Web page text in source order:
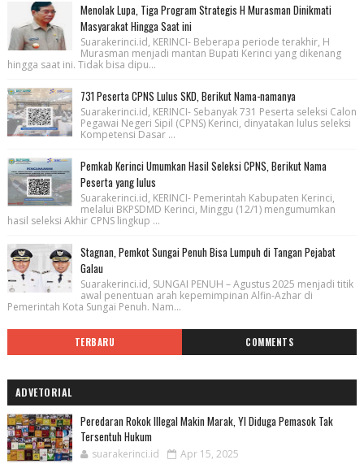
Menolak Lupa, Tiga Program Strategis H Murasman Dinikmati
Masyarakat Hingga Saat ini
Suarakerinci.id, KERINCI- Beberapa periode terakhir, H
Murasman menjadi mantan Bupati Kerinci yang dikenang
hingga saat ini. Tidak bisa dipu...
731 Peserta CPNS Lulus SKD, Berikut Nama-namanya
Suarakerinci.id, KERINCI- Sebanyak 731 Peserta seleksi Calon
Pegawai Negeri Sipil (CPNS) Kerinci, dinyatakan lulus seleksi
Kompetensi Dasar ...
Pemkab Kerinci Umumkan Hasil Seleksi CPNS, Berikut Nama
Peserta yang lulus
Suarakerinci.id, KERINCI- Pemerintah Kabupaten Kerinci,
melalui BKPSDMD Kerinci, Minggu (12/1) mengumumkan
hasil seleksi Akhir CPNS lingkup ...
Stagnan, Pemkot Sungai Penuh Bisa Lumpuh di Tangan Pejabat
Galau
Suarakerinci.id, SUNGAI PENUH – Agustus 2025 menjadi titik
awal penentuan arah kepemimpinan Alfin-Azhar di
Pemerintah Kota Sungai Penuh. Nam...
TERBARU COMMENTS
ADVETORIAL
Peredaran Rokok Illegal Makin Marak, YI Diduga Pemasok Tak
Tersentuh Hukum
suarakerinci.id Apr 15, 2025